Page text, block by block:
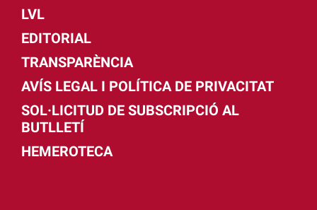
LVL
EDITORIAL
TRANSPARÈNCIA
AVÍS LEGAL I POLÍTICA DE PRIVACITAT
SOL·LICITUD DE SUBSCRIPCIÓ AL
BUTLLETÍ
HEMEROTECA